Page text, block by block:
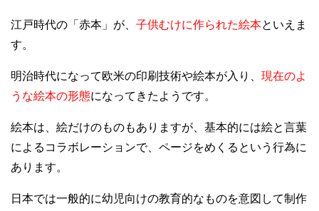
江戸時代の「赤本」が、 子供むけに作られた絵本といえま
す。
明治時代になって欧米の印刷技術や絵本が入り、 現在のよ
うな絵本の形態になってきたようです。
絵本は、絵だけのものもありますが、基本的には絵と言葉
によるコラボレーションで、ページをめくるという行為に
あります。
日本では一般的に幼児向けの教育的なものを意図して制作